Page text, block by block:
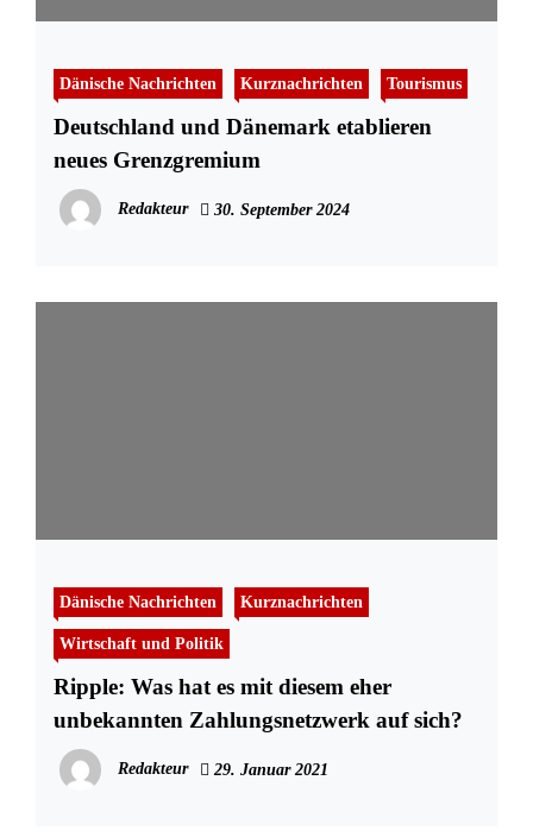
Dänische Nachrichten Kurznachrichten Tourismus
Deutschland und Dänemark etablieren
neues Grenzgremium
Redakteur 30. September 2024
Dänische Nachrichten Kurznachrichten
Wirtschaft und Politik
Ripple: Was hat es mit diesem eher
unbekannten Zahlungsnetzwerk auf sich?
Redakteur 29. Januar 2021